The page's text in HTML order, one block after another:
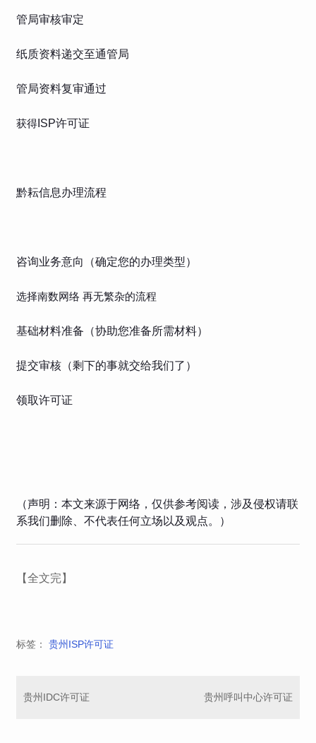
管局审核审定
纸质资料递交至通管局
管局资料复审通过
获得 ISP许可证
黔耘信息办理流程
咨询业务意向（确定您的办理类型）
选择南数网络 再无繁杂的流程
基础材料准备（协助您准备所需材料）
提交审核（剩下的事就交给我们了）
领取许可证
（声明：本文来源于网络，仅供参考阅读，涉及侵权请联
系我们删除、不代表任何立场以及观点。）
【全文完】
标签： 贵州ISP许可证
贵州IDC许可证 贵州呼叫中心许可证